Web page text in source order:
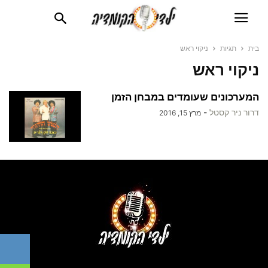
בית תגיות ניקוי ראש
ניקוי ראש
המערכונים שעומדים במבחן הזמן
דרור ניר קסטל - מרץ 15, 2016